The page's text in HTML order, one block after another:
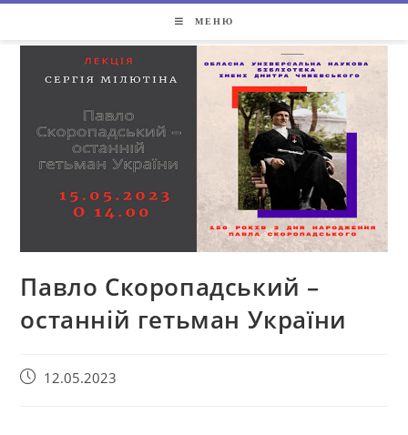
МЕНЮ
Павло Скоропадський –
останній гетьман України
12.05.2023